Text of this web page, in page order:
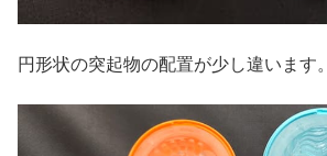
円形状の突起物の配置が少し違います。